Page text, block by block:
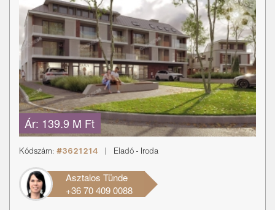
Ár: 139.9 M Ft
Kódszám: #3621214 Eladó - Iroda
Asztalos Tünde
+36 70 409 0088